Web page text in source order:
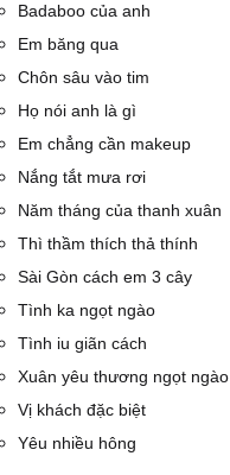
Badaboo của anh
Em băng qua
Chôn sâu vào tim
Họ nói anh là gì
Em chẳng cần makeup
Nắng tắt mưa rơi
Năm tháng của thanh xuân
Thì thầm thích thả thính
Sài Gòn cách em 3 cây
Tình ka ngọt ngào
Tình iu giãn cách
Xuân yêu thương ngọt ngào
Vị khách đặc biệt
Yêu nhiều hông